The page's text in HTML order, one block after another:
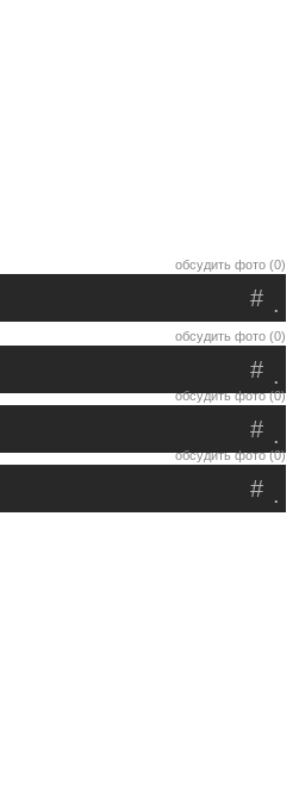
обсудить фото (0)
.
#
обсудить фото (0)
.
#
обсудить фото (0)
.
#
обсудить фото (0)
.
#